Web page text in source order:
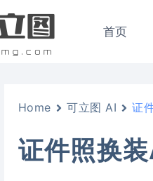
首页
Home 可立图 AI 证
证件照换